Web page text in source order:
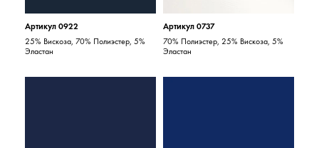
Артикул 0922
25% Вискоза, 70% Полиэстер, 5%
Эластан
Артикул 0737
70% Полиэстер, 25% Вискоза, 5%
Эластан